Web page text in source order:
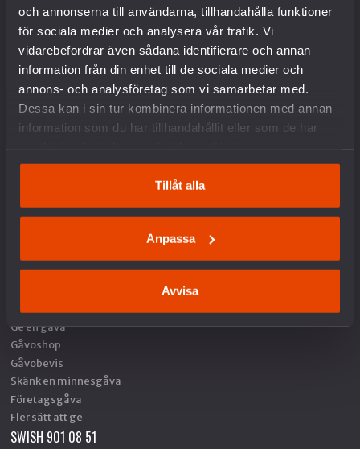
och annonserna till användarna, tillhandahålla funktioner
för sociala medier och analysera vår trafik. Vi
vidarebefordrar även sådana identifierare och annan
information från din enhet till de sociala medier och
annons- och analysföretag som vi samarbetar med.
Dessa kan i sin tur kombinera informationen med annan
information som du har tillhandahållit eller som de har
Tillåt alla
Anpassa
Avvisa
Arbete mot vapenexport
Nedrustning
Sverige och Nato
Militäravtalet med USA (DCA)
Rysslands krig i Ukraina
Situationen i Palestina och Israel
Försvars- och säkerhetspolitik
Fredspodden
STÖD OSS
Ge en gåva
Gåvoshop
Gåvobevis
Skänk en minnesgåva
Företagsgåva
Fler sätt att ge
SWISH 901 08 51